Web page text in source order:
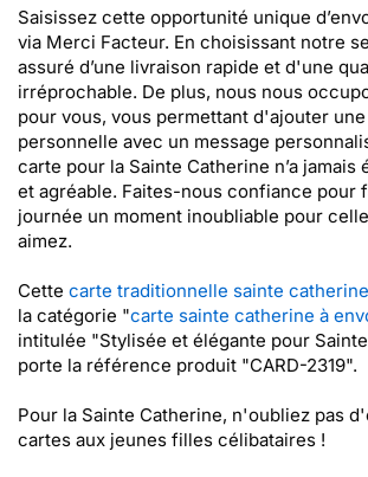
Saisissez cette opportunité unique
via Merci Facteur. En choisissant notre
assuré d’une livraison rapide et d'une
irréprochable. De plus, nous nous
pour vous, vous permettant d'ajouter
personnelle avec un message
carte pour la Sainte Catherine n’a jamais
et agréable. Faites-nous confiance pour
journée un moment inoubliable pour
aimez.
Cette carte traditionnelle sainte catherine
la catégorie "carte sainte catherine à
intitulée "Stylisée et élégante pour
porte la référence produit "CARD-2319".
Pour la Sainte Catherine, n'oubliez pas
cartes aux jeunes filles célibataires !